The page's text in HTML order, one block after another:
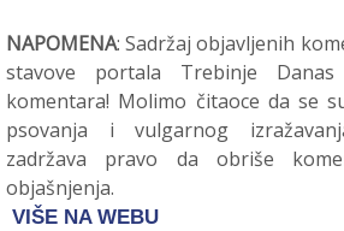
NAPOMENA: Sadržaj objavljenih
stavove portala Trebinje
komentara! Molimo čitaoce da se
psovanja i vulgarnog
zadržava pravo da obriše
objašnjenja.